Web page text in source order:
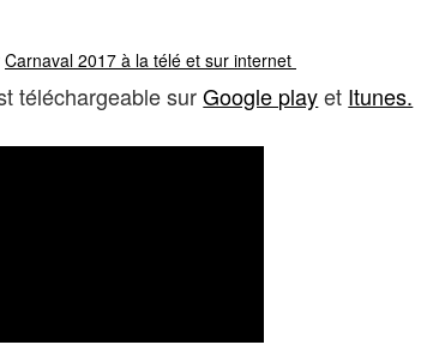
Carnaval 2017 à la télé et sur internet
téléchargeable surGoogle playet Itunes.